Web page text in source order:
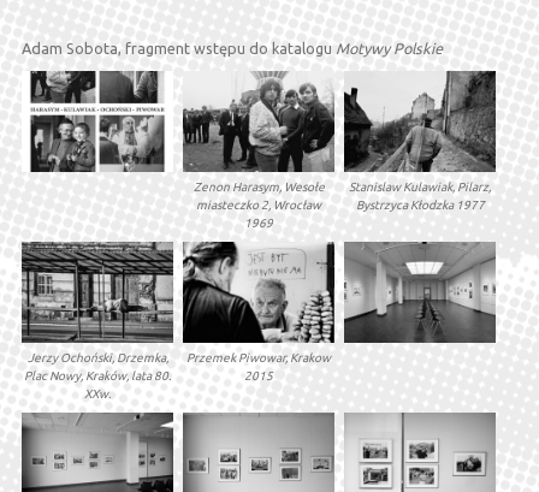
Adam Sobota, fragment wstępu do katalogu Motywy Polskie
Zenon Harasym, Wesołe
miasteczko 2, Wrocław
1969
Stanislaw Kulawiak, Pilarz,
Bystrzyca Kłodzka 1977
Jerzy Ochoński, Drzemka,
Plac Nowy, Kraków, lata 80.
XXw.
Przemek Piwowar, Krakow
2015